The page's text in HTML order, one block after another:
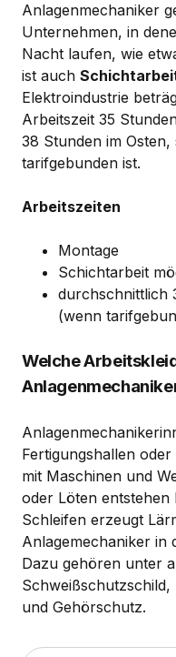
Anlagenmechaniker
Unternehmen, in
Nacht laufen, wie
ist auch
Elektroindustrie
Arbeitszeit 35
38 Stunden im
tarifgebunden ist.
Arbeitszeiten
Montage
Schichtarbeit
durchschnittlich
(wenn
Welche
Fertigungshallen
mit Maschinen und
oder Löten entstehen
Schleifen erzeugt
Anlagemechaniker in
Dazu gehören unter
und Gehörschutz.